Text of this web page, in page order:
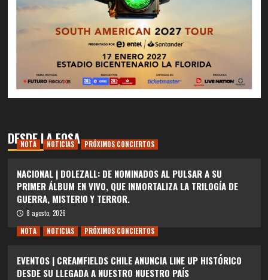
DESDE LA FOSA
NOTA NOTICIAS PRÓXIMOS CONCIERTOS
NACIONAL | DOLEZALL: DE NOMINADOS AL PULSAR A SU
PRIMER ÁLBUM EN VIVO, QUE INMORTALIZA LA TRILOGÍA DE
GUERRA, MISTERIO Y TERROR.
8 agosto, 2026
NOTA
NOTICIAS PRÓXIMOS CONCIERTOS
EVENTOS | CREAMFIELDS CHILE ANUNCIA LINE UP HISTÓRICO
DESDE SU LLEGADA A NUESTRO NUESTRO PAÍS